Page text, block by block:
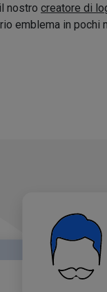
nostro creatore di
emblema in pochi